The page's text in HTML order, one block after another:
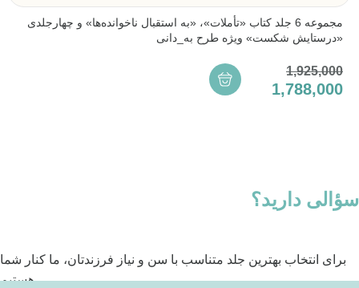
مجموعه 6 جلد کتاب «تأملات»، «به استقبال ناخوانده‌ها» و چهارجلدی
«درستایش شکست» ویژه طرح به_دانی
1,925,000
1,788,000
سؤالی دارید؟
برای انتخاب بهترین جلد متناسب با سن و نیاز فرزندتان، ما کنار شما
هستیم